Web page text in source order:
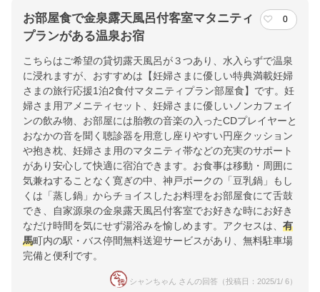
お部屋食で金泉露天風呂付客室マタニティ
プランがある温泉お宿
0
こちらはご希望の貸切露天風呂が３つあり、水入らずで温泉
に浸れますが、おすすめは【妊婦さまに優しい特典満載妊婦
さまの旅行応援1泊2食付マタニティプラン部屋食】です。妊
婦さま用アメニティセット、妊婦さまに優しいノンカフェイ
ンの飲み物、お部屋には胎教の音楽の入ったCDプレイヤーと
おなかの音を聞く聴診器を用意し座りやすい円座クッション
や抱き枕、妊婦さま用のマタニティ帯などの充実のサポート
があり安心して快適に宿泊できます。お食事は移動・周囲に
気兼ねすることなく寛ぎの中、神戸ポークの「豆乳鍋」もし
くは「蒸し鍋」からチョイスしたお料理をお部屋食にて舌鼓
でき、自家源泉の金泉露天風呂付客室でお好きな時にお好き
なだけ時間を気にせず湯浴みを愉しめます。アクセスは、 有
馬町内の駅・バス停間無料送迎サービスがあり、無料駐車場
完備と便利です。
シャンちゃん さんの回答（投稿日：2025/1/ 6）